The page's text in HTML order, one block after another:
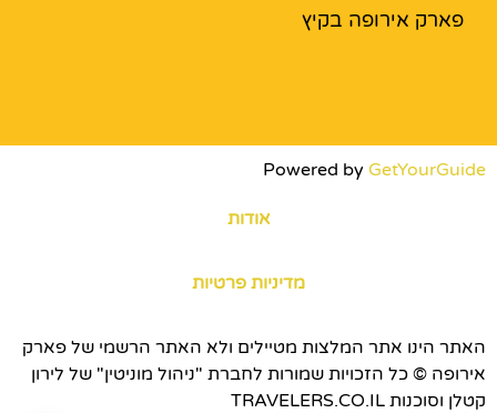
פארק אירופה בקיץ
Powered by GetYourGuide
אודות
מדיניות פרטיות
האתר הינו אתר המלצות מטיילים ולא האתר הרשמי של פארק
אירופה © כל הזכויות שמורות לחברת "ניהול מוניטין" של לירון
קטלן וסוכנות TRAVELERS.CO.IL